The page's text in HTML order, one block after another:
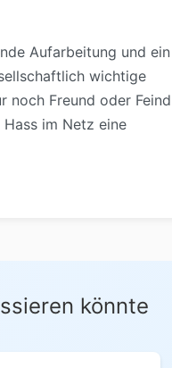
Aufarbeitung und ein
wichtige
noch Freund oder Feind
im Netz eine
könnte